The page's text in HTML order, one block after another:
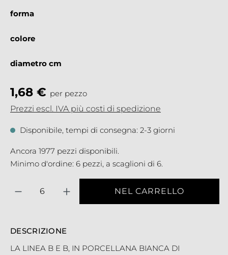
1,68 € per pezzo
Prezzi escl. IVA più costi di spedizione
Disponibile, tempi di consegna: 2-3 giorni
Ancora 1977 pezzi disponibili.
Minimo d'ordine: 6 pezzi, a scaglioni di 6.
forma
colore
diametro cm
NEL CARRELLO
DESCRIZIONE
LA LINEA B E B, IN PORCELLANA BIANCA DI